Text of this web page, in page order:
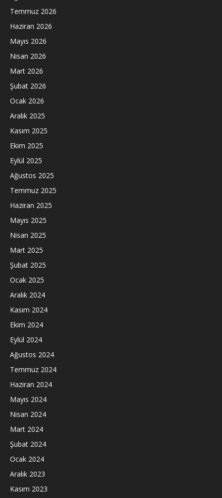
Temmuz 2026
Haziran 2026
Mayıs 2026
Nisan 2026
Mart 2026
Şubat 2026
Ocak 2026
Aralık 2025
Kasım 2025
Ekim 2025
Eylül 2025
Ağustos 2025
Temmuz 2025
Haziran 2025
Mayıs 2025
Nisan 2025
Mart 2025
Şubat 2025
Ocak 2025
Aralık 2024
Kasım 2024
Ekim 2024
Eylül 2024
Ağustos 2024
Temmuz 2024
Haziran 2024
Mayıs 2024
Nisan 2024
Mart 2024
Şubat 2024
Ocak 2024
Aralık 2023
Kasım 2023